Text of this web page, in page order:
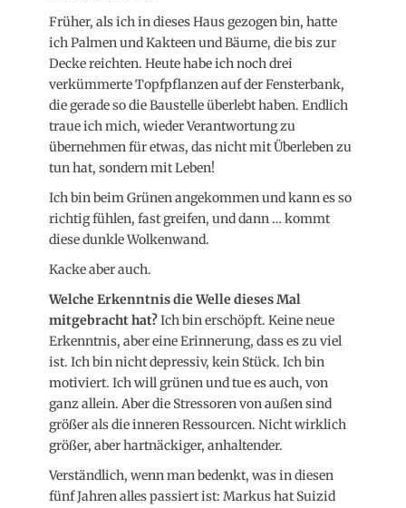
Früher, als ich in dieses Haus gezogen bin, hatte
ich Palmen und Kakteen und Bäume, die bis zur
Decke reichten. Heute habe ich noch drei
verkümmerte Topfpflanzen auf der Fensterbank,
die gerade so die Baustelle überlebt haben. Endlich
traue ich mich, wieder Verantwortung zu
übernehmen für etwas, das nicht mit Überleben zu
tun hat, sondern mit Leben!
Ich bin beim Grünen angekommen und kann es so
richtig fühlen, fast greifen, und dann … kommt
diese dunkle Wolkenwand.
Kacke aber auch.
Welche Erkenntnis die Welle dieses Mal
mitgebracht hat?Ich bin erschöpft. Keine neue
Erkenntnis, aber eine Erinnerung, dass es zu viel
ist. Ich bin nicht depressiv, kein Stück. Ich bin
motiviert. Ich will grünen und tue es auch, von
ganz allein. Aber die Stressoren von außen sind
größer als die inneren Ressourcen. Nicht wirklich
größer, aber hartnäckiger, anhaltender.
Verständlich, wenn man bedenkt, was in diesen
fünf Jahren alles passiert ist: Markus hat Suizid